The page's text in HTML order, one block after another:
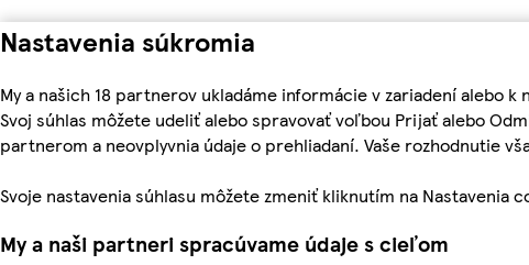
Nastavenia súkromia
My a našich 18 partnerov ukladáme informácie v zariadení alebo
Svoj súhlas môžete udeliť alebo spravovať voľbou Prijať alebo
partnerom a neovplyvnia údaje o prehliadaní. Vaše rozhodnutie
Svoje nastavenia súhlasu môžete zmeniť kliknutím na Nastavenia
My a naši partneri spracúvame údaje s cieľom